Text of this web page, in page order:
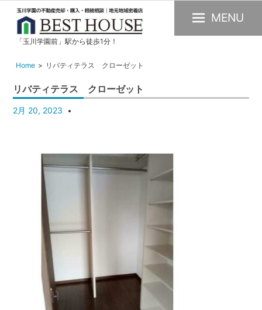
玉
川
園
の
却・
「玉川学園前」駅から徒歩1分！
MENU
Home リバティテラス クローゼット
リバティテラス クローゼット
2月 20, 2023